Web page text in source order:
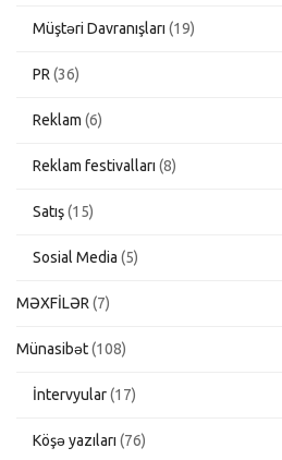
Müştəri Davranışları (19)
PR (36)
Reklam (6)
Reklam festivalları (8)
Satış(15)
Sosial Media (5)
MƏXFİLƏR (7)
Münasibət(108)
İntervyular(17)
Köşə yazıları (76)